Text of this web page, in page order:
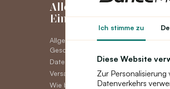
Ich stimme zu
Diese Website
Zur
Datenverkehrs
Alles über den
Einkauf
Allgemeine
Geschäftsbedingungen
Datenschutz DSGVO
Versand
Wie bezahlen